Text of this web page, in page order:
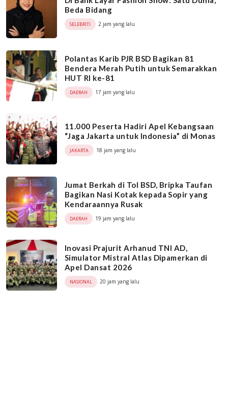
Beda Bidang
SELEBRITI 2 jam yang lalu
Polantas Karib PJR BSD Bagikan 81
Bendera Merah Putih untuk Semarakkan
HUT RI ke-81
DAERAH 17 jam yang lalu
11.000 Peserta Hadiri Apel Kebangsaan
“Jaga Jakarta untuk Indonesia” di Monas
JAKARTA 18 jam yang lalu
Jumat Berkah di Tol BSD, Bripka Taufan
Bagikan Nasi Kotak kepada Sopir yang
Kendaraannya Rusak
DAERAH 19 jam yang lalu
Inovasi Prajurit Arhanud TNI AD,
Simulator Mistral Atlas Dipamerkan di
Apel Dansat 2026
NASIONAL 20 jam yang lalu